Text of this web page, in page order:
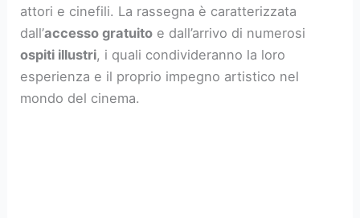
attori e cinefili. La rassegna è caratterizzata
dall’accesso gratuito e dall’arrivo di numerosi
ospiti illustri, i quali condivideranno la loro
esperienza e il proprio impegno artistico nel
mondo del cinema.